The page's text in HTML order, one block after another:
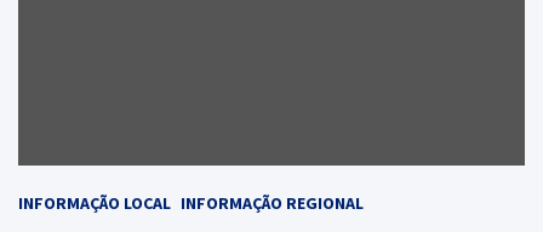
INFORMAÇÃO LOCAL INFORMAÇÃO REGIONAL